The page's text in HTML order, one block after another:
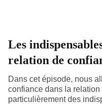
Les
relation de
Dans cet épisode, nous
confiance dans la
particulièrement des